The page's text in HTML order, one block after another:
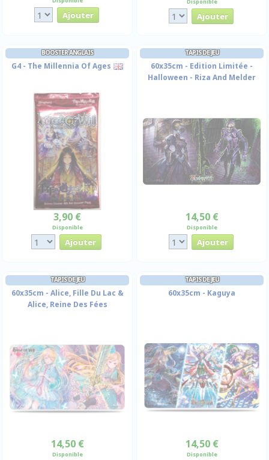
Disponible
BOOSTER ANGLAIS
G4 - The Millennia Of Ages
3,90 €
Disponible
TAPIS DE JEU
60x35cm - Edition Limitée -
Halloween - Riza And Melder
14,50 €
Disponible
TAPIS DE JEU
60x35cm - Alice, Fille Du Lac &
Alice, Reine Des Fées
14,50 €
Disponible
TAPIS DE JEU
60x35cm - Kaguya
14,50 €
Disponible